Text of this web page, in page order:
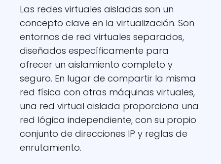
Las redes virtuales aisladas son un
concepto clave en la virtualización. Son
entornos de red virtuales separados,
diseñados específicamente para
ofrecer un aislamiento completo y
seguro. En lugar de compartir la misma
red física con otras máquinas virtuales,
una red virtual aislada proporciona una
red lógica independiente, con su propio
conjunto de direcciones IP y reglas de
enrutamiento.